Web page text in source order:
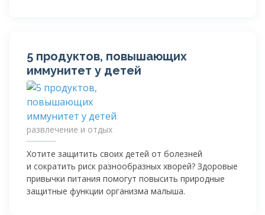
5 продуктов, повышающих
иммунитет у детей
развлечение и отдых
Хотите защитить своих детей от болезней
и сократить риск разнообразных хворей? Здоровые
привычки питания помогут повысить природные
защитные функции организма малыша.